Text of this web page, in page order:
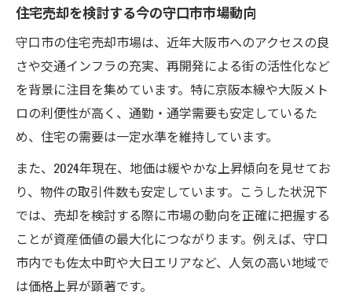
住宅売却を検討する今の守口市市場動向
守口市の住宅売却市場は、近年大阪市へのアクセスの良
さや交通インフラの充実、再開発による街の活性化など
を背景に注目を集めています。特に京阪本線や大阪メト
ロの利便性が高く、通勤・通学需要も安定しているた
め、住宅の需要は一定水準を維持しています。
また、2024年現在、地価は緩やかな上昇傾向を見せてお
り、物件の取引件数も安定しています。こうした状況下
では、売却を検討する際に市場の動向を正確に把握する
ことが資産価値の最大化につながります。例えば、守口
市内でも佐太中町や大日エリアなど、人気の高い地域で
は価格上昇が顕著です。